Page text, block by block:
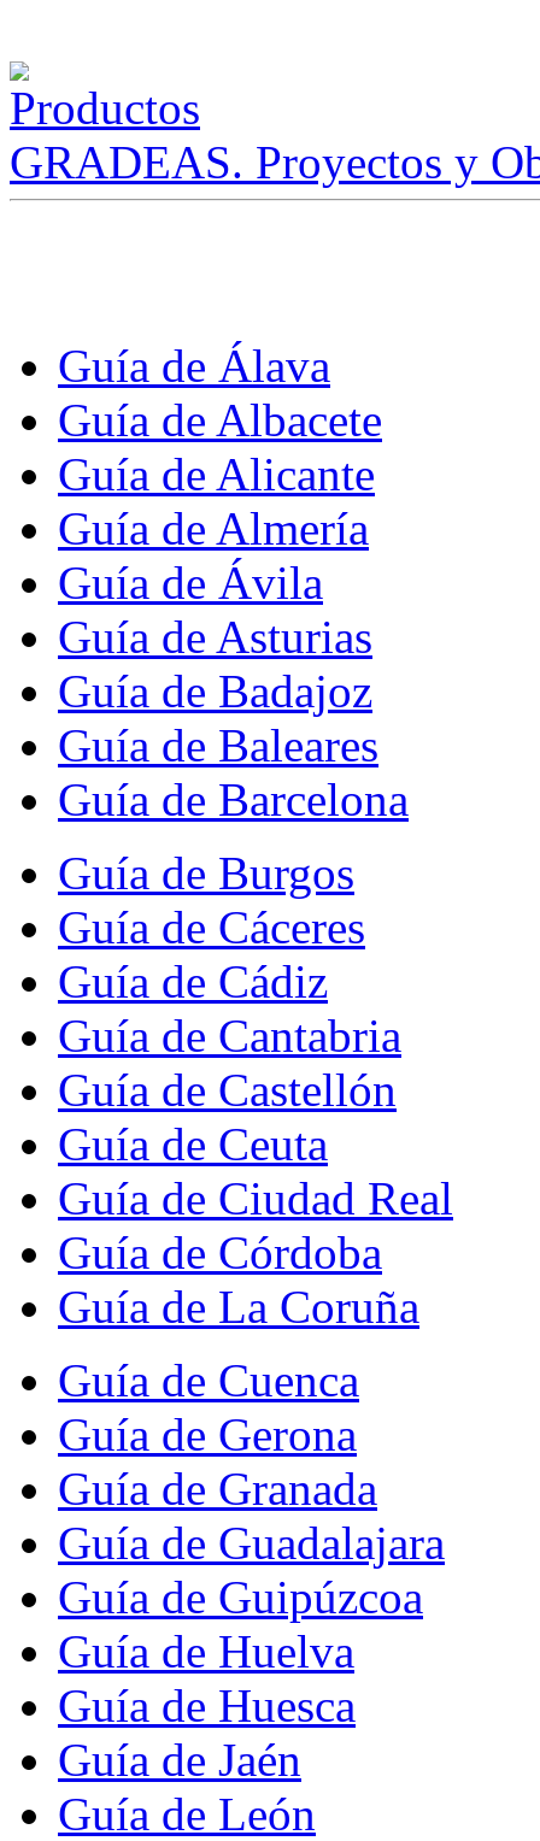
GRADEAS. Proyectos y
Guía de Álava
Guía de Albacete
Guía de Alicante
Guía de Almería
Guía de Ávila
Guía de Asturias
Guía de Badajoz
Guía de Baleares
Guía de Barcelona
Guía de Burgos
Guía de Cáceres
Guía de Cádiz
Guía de Cantabria
Guía de Castellón
Guía de Ceuta
Guía de Ciudad Real
Guía de Córdoba
Guía de La Coruña
Guía de Cuenca
Guía de Gerona
Guía de Granada
Guía de Guadalajara
Guía de Guipúzcoa
Guía de Huelva
Guía de Huesca
Guía de Jaén
Guía de León